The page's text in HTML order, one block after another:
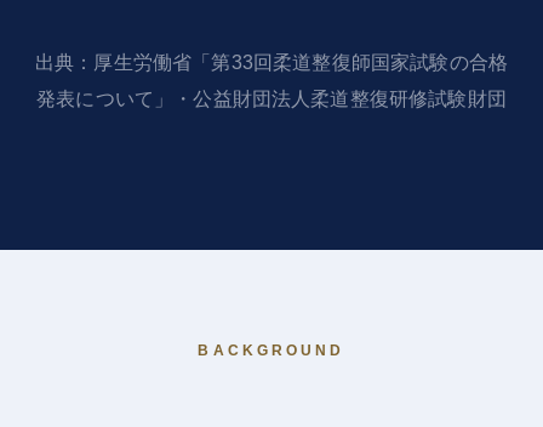
出典： 厚生労働省「第33回柔道整復師国家試験の合格
発表について」
・公益財団法人柔道整復研修試験財団
BACKGROUND